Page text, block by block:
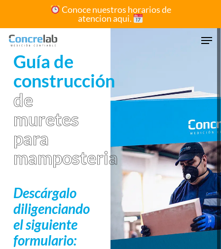
main
content
Conoce nuestros horarios de
atencion aqui.
Guía de
construcción
de
muretes
para
mamposteria
Descárgalo
diligenciando
el siguiente
formulario:
Close
Menu